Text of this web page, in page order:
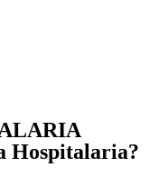
Hospitalaria?